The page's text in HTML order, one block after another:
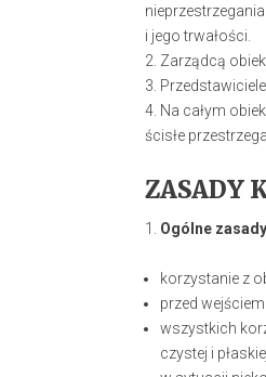
i jego trwałości.
Zarządcą
Na całym
ścisłe
ZASADY
Ogólne
korzystanie z
przed
wszystkich
czystej i